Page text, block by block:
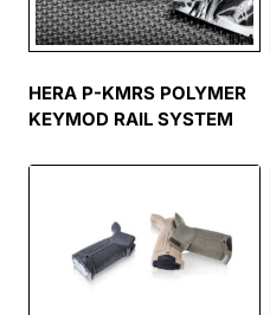
HERA P-KMRS POLYMER
KEYMOD RAIL SYSTEM